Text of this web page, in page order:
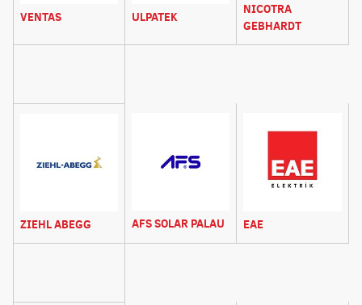
VENTAS ULPATEK
NICOTRA
GEBHARDT
ZIEHL ABEGG AFS SOLAR PALAU EAE